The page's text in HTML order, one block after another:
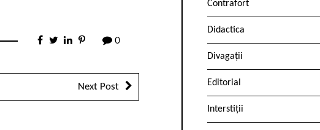
0
Next Post
Contrafort
Didactica
Divagații
Editorial
Interstiții